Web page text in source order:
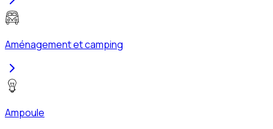
Aménagement et camping
Ampoule